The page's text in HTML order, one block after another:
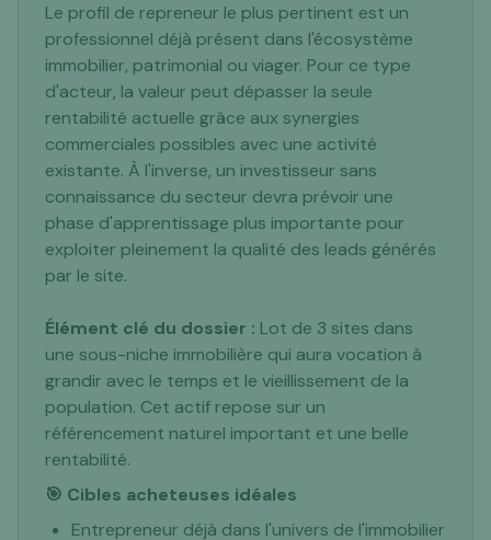
Le profil de repreneur le plus pertinent est un
professionnel déjà présent dans l'écosystème
immobilier, patrimonial ou viager. Pour ce type
d'acteur, la valeur peut dépasser la seule
rentabilité actuelle grâce aux synergies
commerciales possibles avec une activité
existante. À l'inverse, un investisseur sans
connaissance du secteur devra prévoir une
phase d'apprentissage plus importante pour
exploiter pleinement la qualité des leads générés
par le site.
Élément clé du dossier : Lot de 3 sites dans
une sous-niche immobilière qui aura vocation à
grandir avec le temps et le vieillissement de la
population. Cet actif repose sur un
référencement naturel important et une belle
rentabilité.
🎯 Cibles acheteuses idéales
Entrepreneur déjà dans l'univers de l'immobilier